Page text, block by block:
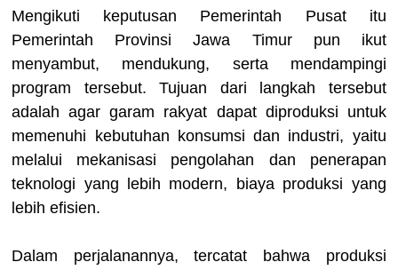
Mengikuti keputusan Pemerintah Pusat itu
Pemerintah Provinsi Jawa Timur pun ikut
menyambut, mendukung, serta mendampingi
program tersebut. Tujuan dari langkah tersebut
adalah agar garam rakyat dapat diproduksi untuk
memenuhi kebutuhan konsumsi dan industri, yaitu
melalui mekanisasi pengolahan dan penerapan
teknologi yang lebih modern, biaya produksi yang
lebih efisien.
Dalam perjalanannya, tercatat bahwa produksi